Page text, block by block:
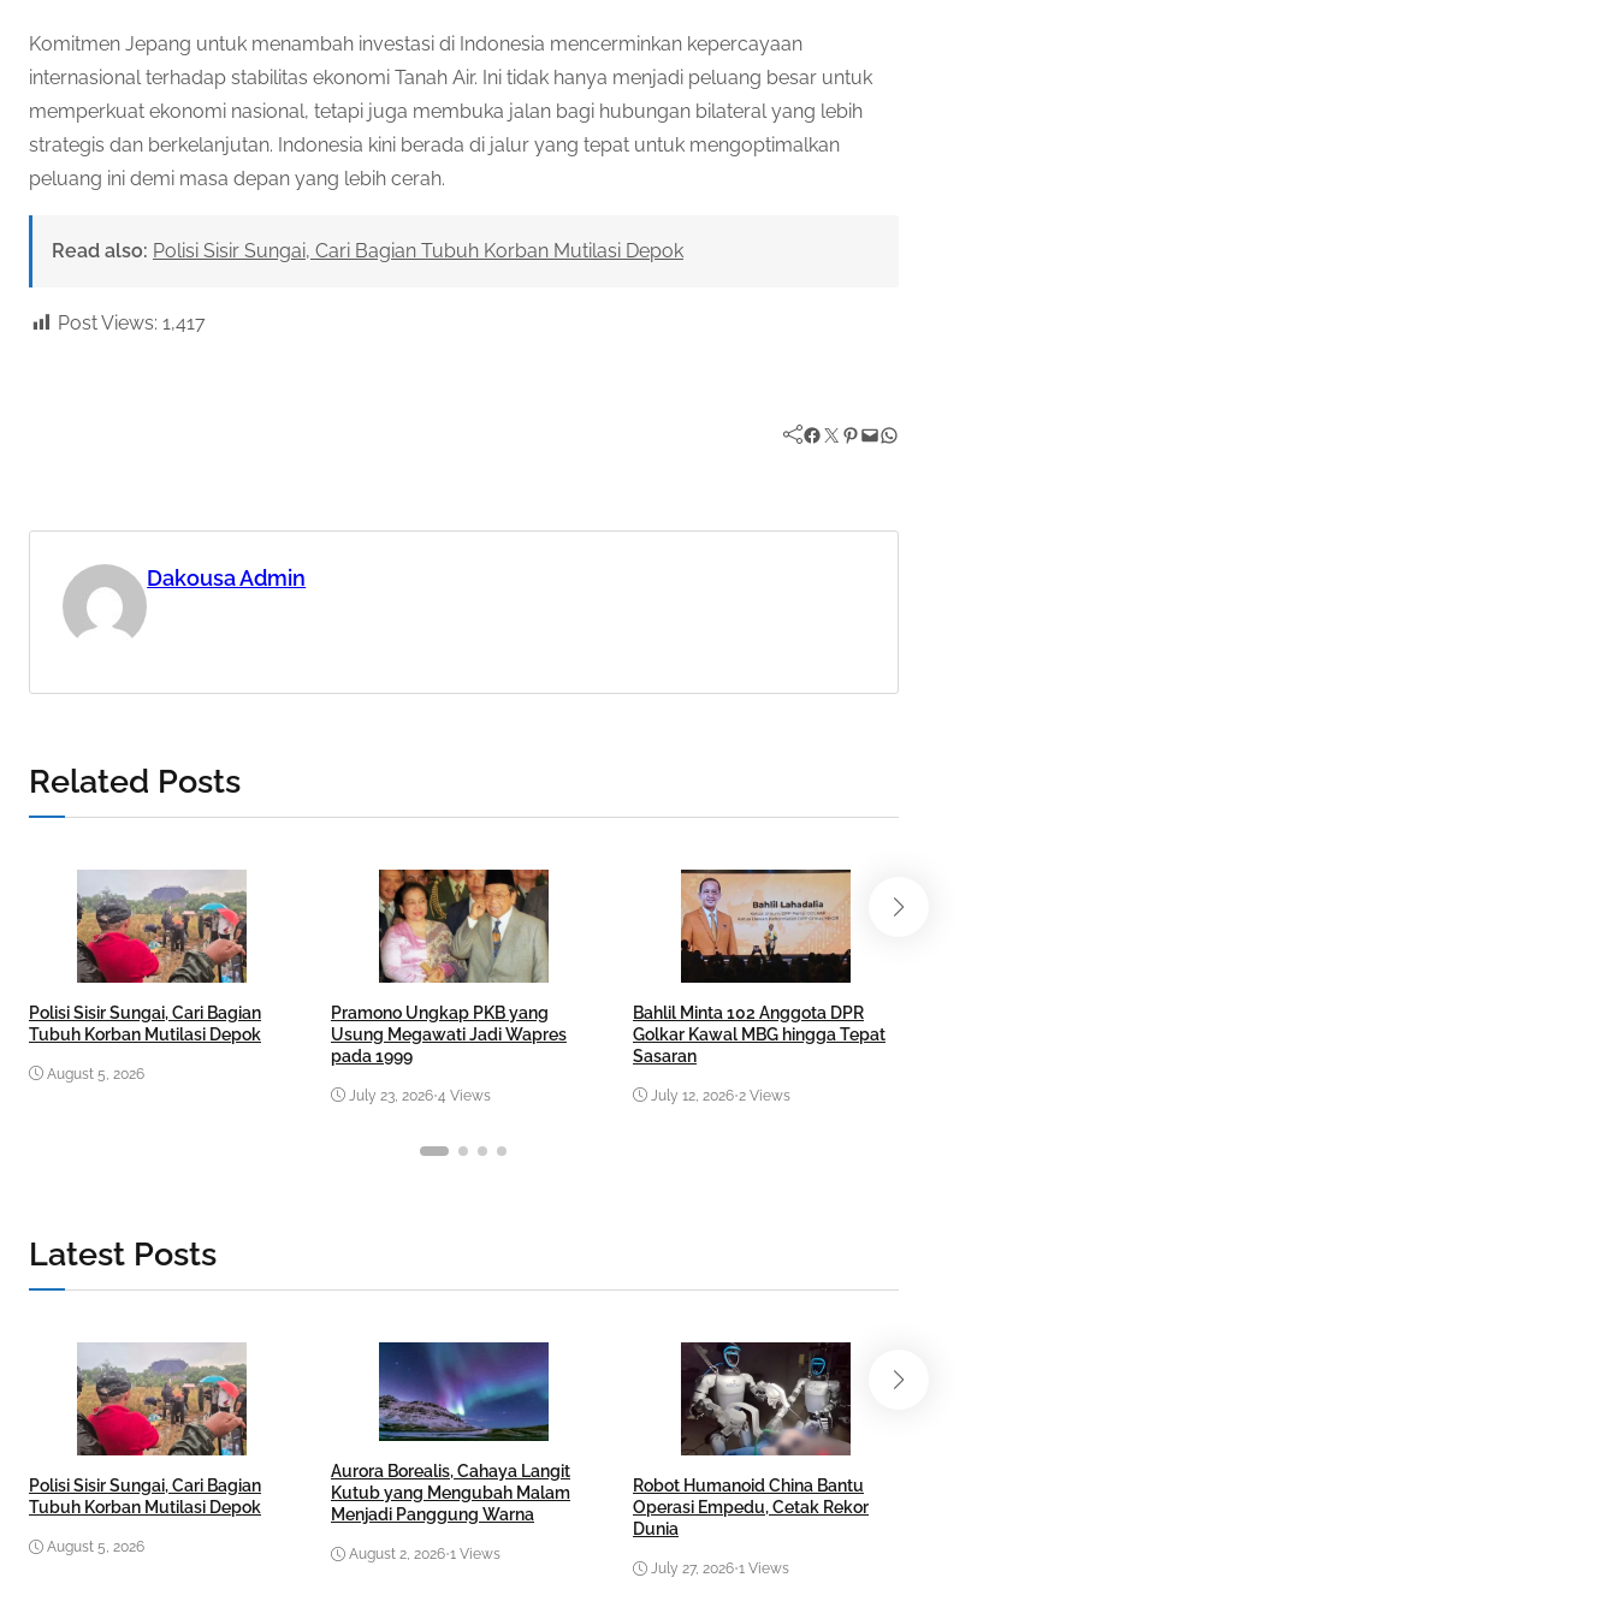
Komitmen Jepang untuk menambah investasi di Indonesia mencerminkan kepercayaan
internasional terhadap stabilitas ekonomi Tanah Air. Ini tidak hanya menjadi peluang besar untuk
memperkuat ekonomi nasional, tetapi juga membuka jalan bagi hubungan bilateral yang lebih
strategis dan berkelanjutan. Indonesia kini berada di jalur yang tepat untuk mengoptimalkan
peluang ini demi masa depan yang lebih cerah.
Read also: Polisi Sisir Sungai, Cari Bagian Tubuh Korban Mutilasi Depok
Post Views: 1,417
Facebook Twitter Pinterest Mail WhatsApp
Dakousa Admin
Related Posts
Polisi Sisir Sungai, Cari Bagian
Tubuh Korban Mutilasi Depok
August 5, 2026
Pramono Ungkap PKB yang
Usung Megawati Jadi Wapres
pada 1999
July 23, 2026•4 Views
Bahlil Minta 102 Anggota DPR
Golkar Kawal MBG hingga Tepat
Sasaran
July 12, 2026•2 Views
Latest Posts
Polisi Sisir Sungai, Cari Bagian
Tubuh Korban Mutilasi Depok
August 5, 2026
Aurora Borealis, Cahaya Langit
Kutub yang Mengubah Malam
Menjadi Panggung Warna
August 2, 2026•1 Views
Robot Humanoid China Bantu
Operasi Empedu, Cetak Rekor
Dunia
July 27, 2026•1 Views